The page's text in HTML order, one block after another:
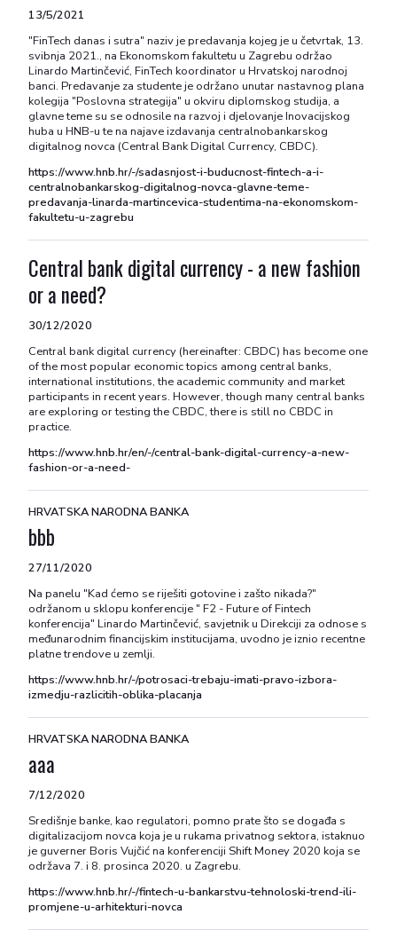
13/5/2021
"FinTech danas i sutra" naziv je predavanja kojeg je u četvrtak, 13.
svibnja 2021., na Ekonomskom fakultetu u Zagrebu održao
Linardo Martinčević, FinTech koordinator u Hrvatskoj narodnoj
banci. Predavanje za studente je održano unutar nastavnog plana
kolegija "Poslovna strategija" u okviru diplomskog studija, a
glavne teme su se odnosile na razvoj i djelovanje Inovacijskog
huba u HNB-u te na najave izdavanja centralnobankarskog
digitalnog novca (Central Bank Digital Currency, CBDC).
https://www.hnb.hr/-/sadasnjost-i-buducnost-fintech-a-i-
centralnobankarskog-digitalnog-novca-glavne-teme-
predavanja-linarda-martincevica-studentima-na-ekonomskom-
fakultetu-u-zagrebu
Central bank digital currency - a new fashion
or a need?
30/12/2020
Central bank digital currency (hereinafter: CBDC) has become one
of the most popular economic topics among central banks,
international institutions, the academic community and market
participants in recent years. However, though many central banks
are exploring or testing the CBDC, there is still no CBDC in
practice.
https://www.hnb.hr/en/-/central-bank-digital-currency-a-new-
fashion-or-a-need-
HRVATSKA NARODNA BANKA
bbb
27/11/2020
Na panelu "Kad ćemo se riješiti gotovine i zašto nikada?"
održanom u sklopu konferencije " F2 - Future of Fintech
konferencija" Linardo Martinčević, savjetnik u Direkciji za odnose s
međunarodnim financijskim institucijama, uvodno je iznio recentne
platne trendove u zemlji.
https://www.hnb.hr/-/potrosaci-trebaju-imati-pravo-izbora-
izmedju-razlicitih-oblika-placanja
HRVATSKA NARODNA BANKA
aaa
7/12/2020
Središnje banke, kao regulatori, pomno prate što se događa s
digitalizacijom novca koja je u rukama privatnog sektora, istaknuo
je guverner Boris Vujčić na konferenciji Shift Money 2020 koja se
održava 7. i 8. prosinca 2020. u Zagrebu.
https://www.hnb.hr/-/fintech-u-bankarstvu-tehnoloski-trend-ili-
promjene-u-arhitekturi-novca